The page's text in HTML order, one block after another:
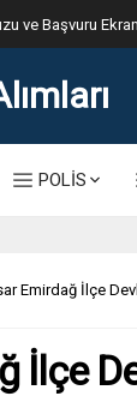
ve Başvuru
POLİS
Emirdağ İlçe
İlçe